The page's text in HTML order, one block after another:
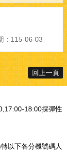
：115-06-03
回上一頁
18:00採彈性
以下各分機號碼人